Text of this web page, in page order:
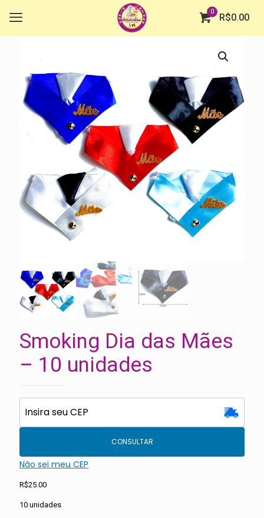
0
R$0.00
Smoking Dia das Mães
– 10 unidades
CONSULTAR
Não sei meu CEP
R$25.00
10 unidades